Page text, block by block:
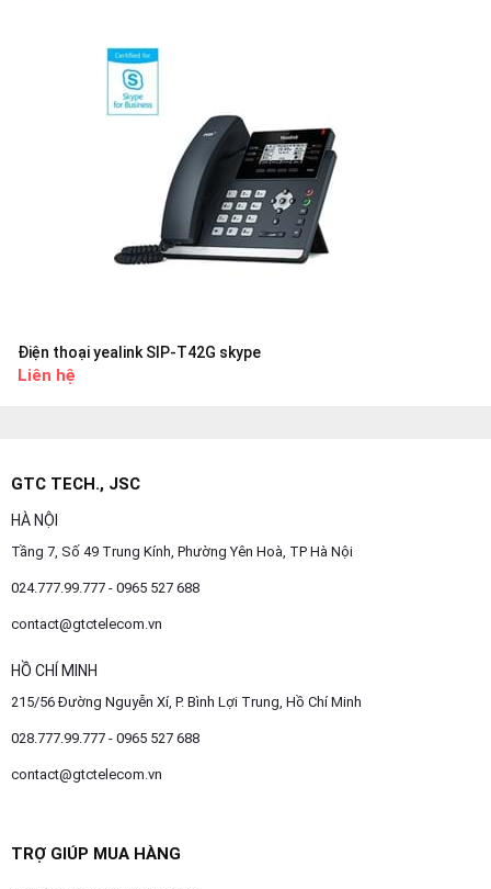
Điện thoại yealink SIP-T42G skype
Liên hệ
GTC TECH., JSC
HÀ NỘI
Tầng 7, Số 49 Trung Kính, Phường Yên Hoà, TP Hà Nội
024.777.99.777 - 0965 527 688
contact@gtctelecom.vn
HỒ CHÍ MINH
215/56 Đường Nguyễn Xí, P. Bình Lợi Trung, Hồ Chí Minh
028.777.99.777 - 0965 527 688
contact@gtctelecom.vn
TRỢ GIÚP MUA HÀNG